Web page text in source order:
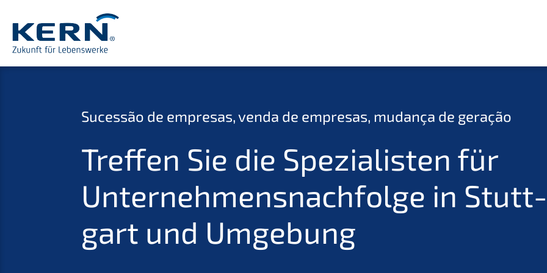
Suces­são de empre­sas, venda de empre­sas, mudan­ça de geração
Treffen Sie die Spezia­lis­ten für
Unternehmens­nachfolge in Stutt­
gart und Umgebung